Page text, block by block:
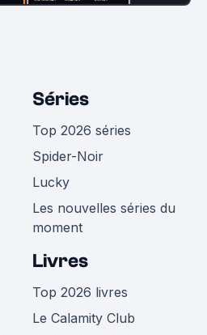
Séries
Top 2026 séries
Spider-Noir
Lucky
Les nouvelles séries du
moment
Livres
Top 2026 livres
Le Calamity Club